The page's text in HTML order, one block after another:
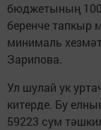
бюджетының 100
беренче тапкыр
минималь
Зарипова.
Ул шулай ук
китерде. Бу
59223 сум